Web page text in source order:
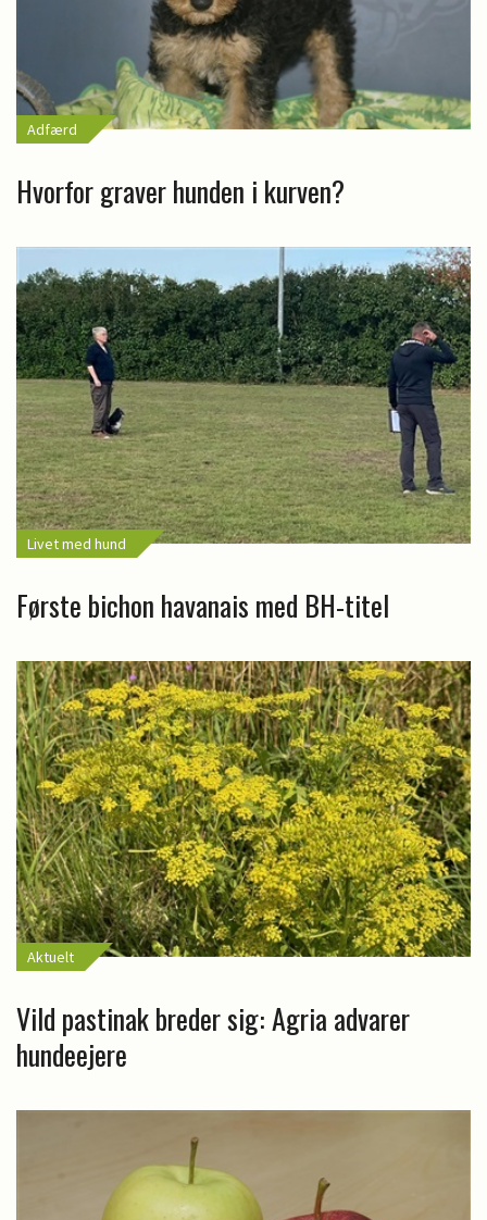
Adfærd
Hvorfor graver hunden i kurven?
Livet med hund
Første bichon havanais med BH-titel
Aktuelt
Vild pastinak breder sig: Agria advarer
hundeejere